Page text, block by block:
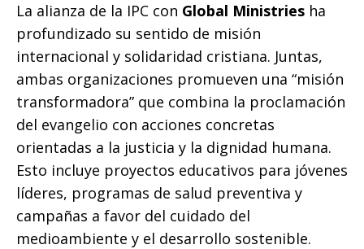
La alianza de la IPC con Global Ministries ha
profundizado su sentido de misión
internacional y solidaridad cristiana. Juntas,
ambas organizaciones promueven una “misión
transformadora” que combina la proclamación
del evangelio con acciones concretas
orientadas a la justicia y la dignidad humana.
Esto incluye proyectos educativos para jóvenes
líderes, programas de salud preventiva y
campañas a favor del cuidado del
medioambiente y el desarrollo sostenible.